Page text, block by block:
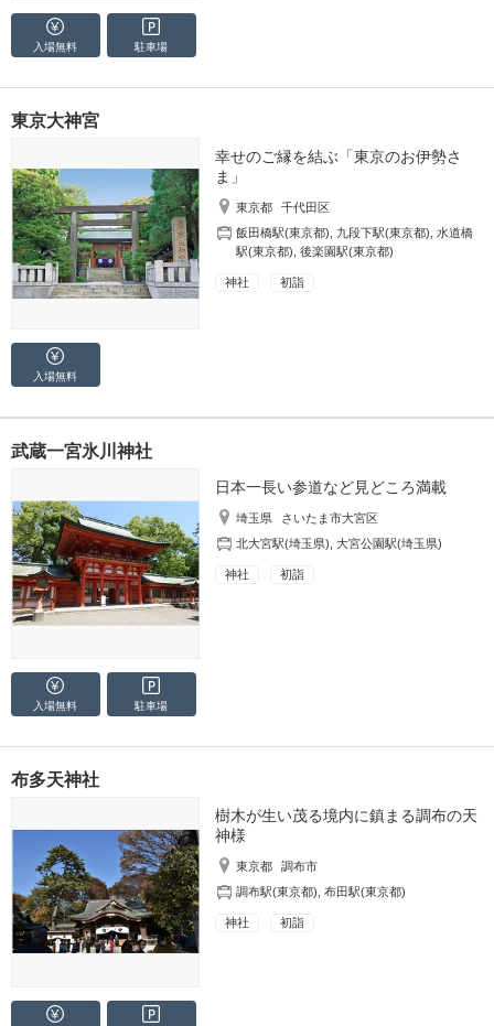
入場無料 駐車場
東京大神宮
幸せのご縁を結ぶ「東京のお伊勢さ
ま」
東京都
千代田区
飯田橋駅(東京都)
九段下駅(東京都) ,水道橋
駅(東京都) ,後楽園駅(東京都)
神社 初詣
入場無料
武蔵一宮氷川神社
日本一長い参道など見どころ満載
埼玉県
さいたま市大宮区
北大宮駅(埼玉県) ,大宮公園駅(埼玉県)
神社 初詣
入場無料 駐車場
布多天神社
樹木が生い茂る境内に鎮まる調布の天
神様
東京都
調布市
調布駅(東京都) ,布田駅(東京都)
神社 初詣